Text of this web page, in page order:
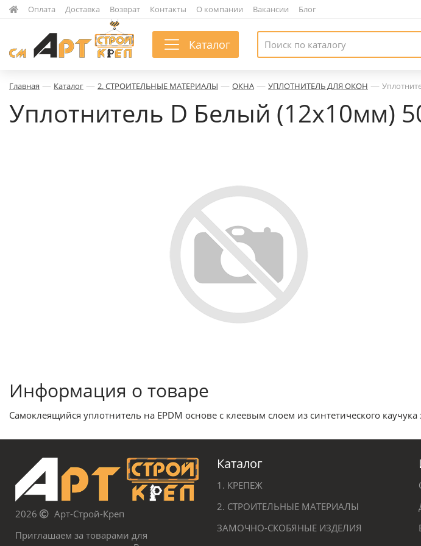
Оплата Доставка Возврат Контакты О компании Вакансии Блог
Каталог
Главная — Каталог — 2. СТРОИТЕЛЬНЫЕ МАТЕРИАЛЫ — ОКНА — УПЛОТНИТЕЛЬ ДЛЯ ОКОН —
Уплотнитель D Белый (12х10мм)
Информация о товаре
Самоклеящийся уплотнитель на EPDM основе с клеевым слоем из синтетического
2026
Арт-Строй-Креп
Приглашаем за товарами для
Каталог
1. КРЕПЕЖ
2. СТРОИТЕЛЬНЫЕ МАТЕРИАЛЫ
ЗАМОЧНО-СКОБЯНЫЕ ИЗДЕЛИЯ